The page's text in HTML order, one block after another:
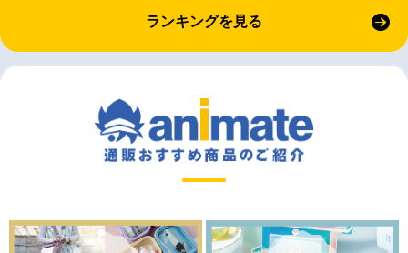
ランキングを見る